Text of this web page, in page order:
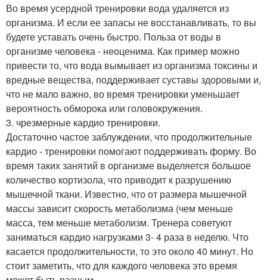
Во время усердной тренировки вода удаляется из
организма. И если ее запасы не восстанавливать, то вы
будете уставать очень быстро. Польза от воды в
организме человека - неоценима. Как пример можно
привести то, что вода вымывает из организма токсины и
вредные вещества, поддерживает суставы здоровыми и,
что не мало важно, во время тренировки уменьшает
вероятность обморока или головокружения.
3. чрезмерные кардио тренировки.
Достаточно частое заблуждении, что продолжительные
кардио - тренировки помогают поддерживать форму. Во
время таких занятий в организме выделяется большое
количество кортизола, что приводит к разрушению
мышечной ткани. Известно, что от размера мышечной
массы зависит скорость метаболизма (чем меньше
масса, тем меньше метаболизм. Тренера советуют
заниматься кардио нагрузками 3- 4 раза в неделю. Что
касается продолжительности, то это около 40 минут. Но
стоит заметить, что для каждого человека это время